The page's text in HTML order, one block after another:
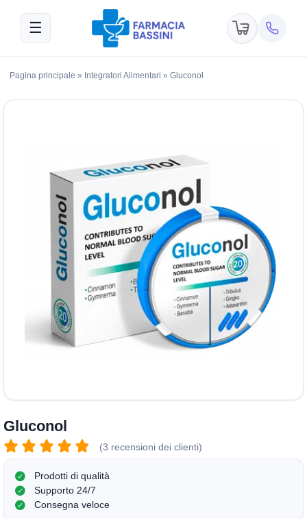
☰
Pagina principale » Integratori Alimentari » Gluconol
Gluconol
(3 recensioni dei clienti)
Prodotti di qualità
Supporto 24/7
Consegna veloce